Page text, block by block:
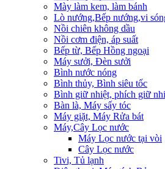
Mày làm kem, làm bánh
Lò nướng,Bếp nướng,vi
Nồi chiên không dầu
Nồi cơm điện, áp suất
Bếp từ, Bếp Hồng ngoại
Máy sưởi, Đèn sưởi
Bình nước nóng
Bình thủy, Bình siêu tốc
Bình giữ nhiệt, phích giữ
Bàn là, Máy sấy tóc
Máy giặt, Máy Rửa bát
Máy,Cây Lọc nước
Máy Lọc nước tại vòi
Cây Lọc nước
Tivi, Tủ lạnh